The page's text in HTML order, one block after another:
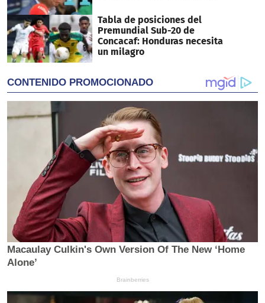
Tabla de posiciones del
Premundial Sub-20 de
Concacaf: Honduras necesita
un milagro